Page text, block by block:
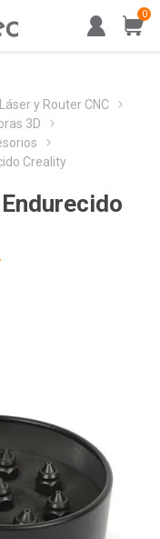
0
y Router CNC
3D
Creality